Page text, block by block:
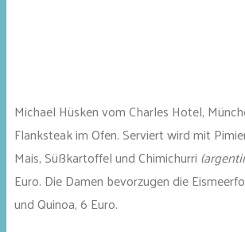
Michael Hüsken vom Charles Hotel,
Flanksteak im Ofen. Serviert wird mit
Mais, Süßkartoffel und Chimichurri
Euro. Die Damen bevorzugen die
und Quinoa, 6 Euro.